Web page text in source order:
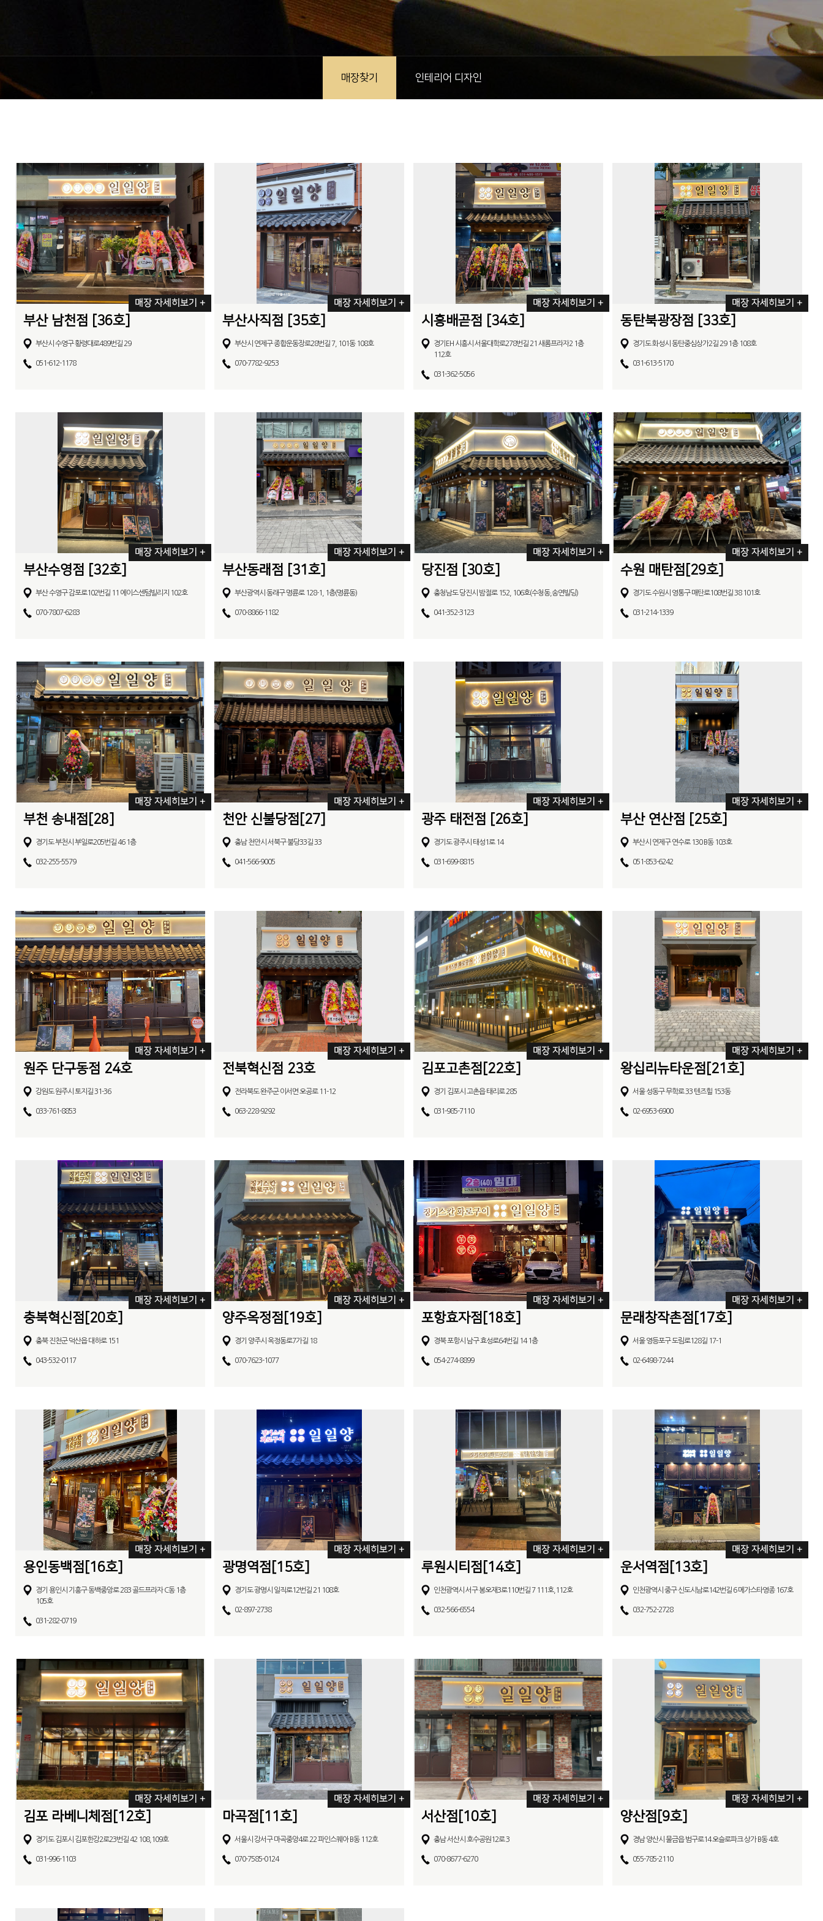
매장찾기 인테리어 디자인
매장 자세히보기 +
부산 남천점 [36호]
부산시 수영구 황령대로489번길 29
051-612-1178
매장 자세히보기 +
부산사직점 [35호]
부산시 연제구 종합운동장로28번길 7, 101동 108호
070-7782-9253
매장 자세히보기 +
시흥배곧점 [34호]
경기EH 시흥시 서울대학로278번길 21 새롬프라자2 1층
112호
031-362-5056
매장 자세히보기 +
동탄북광장점 [33호]
경기도 화성시 동탄중심상가2길 29 1층 108호
031-613-5170
매장 자세히보기 +
부산수영점 [32호]
부산 수영구 감포로102번길 11 에이스센텀빌리지 102호
070-7807-6283
매장 자세히보기 +
부산동래점 [31호]
부산광역시 동래구 명륜로 128-1, 1층(명륜동)
070-8866-1182
매장 자세히보기 +
당진점 [30호]
충청남도 당진시 밤절로 152, 106호(수청동,송연빌딩)
041-352-3123
매장 자세히보기 +
수원 매탄점[29호]
경기도 수원시 영통구 매탄로108번길 38 101호
031-214-1339
매장 자세히보기 +
부천 송내점[28]
경기도 부천시 부일로205번길 46 1층
032-255-5579
매장 자세히보기 +
천안 신불당점[27]
충남 천안시 서북구 불당33길 33
041-566-9005
매장 자세히보기 +
광주 태전점 [26호]
경기도 광주시 태성1로 14
031-699-8815
매장 자세히보기 +
부산 연산점 [25호]
부산시 연제구 연수로 130 B동 103호
051-853-6242
매장 자세히보기 +
원주 단구동점 24호
강원도 원주시 토지길 31-36
033-761-8853
매장 자세히보기 +
전북혁신점 23호
전라북도 완주군 이서면 오공로 11-12
063-228-9292
매장 자세히보기 +
김포고촌점[22호]
경기 김포시 고촌읍 태리로 285
031-985-7110
매장 자세히보기 +
왕십리뉴타운점[21호]
서울 성동구 무학로 33 텐즈힐 153동
02-6953-6900
매장 자세히보기 +
충북혁신점[20호]
충북 진천군 덕산읍 대하로 151
043-532-0117
매장 자세히보기 +
양주옥정점[19호]
경기 양주시 옥정동로7가길 18
070-7623-1077
매장 자세히보기 +
포항효자점[18호]
경북 포항시 남구 효성로64번길 14 1층
054-274-8899
매장 자세히보기 +
문래창작촌점[17호]
서울 영등포구 도림로128길 17-1
02-6498-7244
매장 자세히보기 +
용인동백점[16호]
경기 용인시 기흥구 동백중앙로 283 골드프라자 C동 1층
105호
031-282-0719
매장 자세히보기 +
광명역점[15호]
경기도 광명시 일직로12번길 21 108호
02-897-2738
매장 자세히보기 +
루원시티점[14호]
인천광역시 서구 봉오재3로110번길 7 111호,112호
032-566-6554
매장 자세히보기 +
운서역점[13호]
인천광역시 중구 신도시남로142번길 6 메가스타영종 167호
032-752-2728
매장 자세히보기 +
김포 라베니체점[12호]
경기도 김포시 김포한강2로23번길 42 108,109호
031-996-1103
매장 자세히보기 +
마곡점[11호]
서울시 강서구 마곡중앙4로 22 파인스퀘아 B동 112호
070-7585-0124
매장 자세히보기 +
서산점[10호]
충남 서산시 호수공원12로 3
070-8677-6270
매장 자세히보기 +
양산점[9호]
경남 양산시 물금읍 범구로14 오슬로파크 상가 B동 4호
055-785-2110